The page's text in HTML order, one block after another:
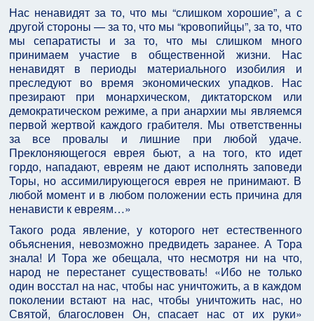
Нас ненавидят за то, что мы “слишком хорошие”, а с
другой стороны — за то, что мы “кровопийцы”, за то, что
мы сепаратисты и за то, что мы слишком много
принимаем участие в общественной жизни. Нас
ненавидят в периоды материального изобилия и
преследуют во время экономических упадков. Нас
презирают при монархическом, диктаторском или
демократическом режиме, а при анархии мы являемся
первой жертвой каждого грабителя. Мы ответственны
за все провалы и лишние при любой удаче.
Преклоняющегося еврея бьют, а на того, кто идет
гордо, нападают, евреям не дают исполнять заповеди
Торы, но ассимилирующегося еврея не принимают. В
любой момент и в любом положении есть причина для
ненависти к евреям…»
Такого рода явление, у которого нет естественного
объяснения, невозможно предвидеть заранее. А Тора
знала! И Тора же обещала, что несмотря ни на что,
народ не перестанет существовать! «Ибо не только
один восстал на нас, чтобы нас уничтожить, а в каждом
поколении встают на нас, чтобы уничтожить нас, но
Святой, благословен Он, спасает нас от их руки»